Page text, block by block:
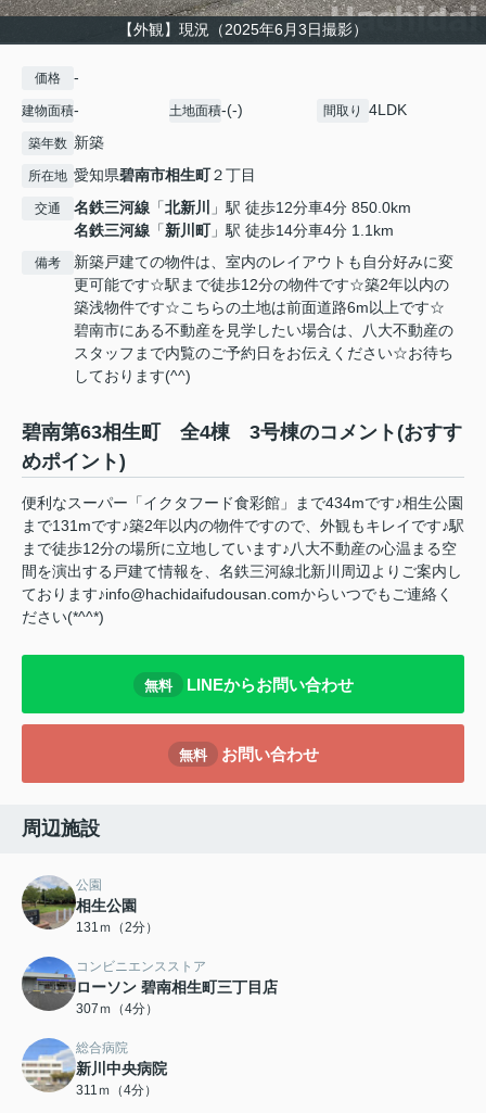
【外観】現況（2025年6月3日撮影）
価格 -
建物面積- 土地面積-(-) 間取り 4LDK
築年数 新築
所在地 愛知県碧南市相生町２丁目
交通 名鉄三河線 「北新川
」駅 徒歩12分車4分 850.0km
名鉄三河線 「新川町」駅 徒歩14分車4分 1.1km
備考
新築戸建ての物件は、室内のレイアウトも自分好みに変
更可能です☆駅まで徒歩12分の物件です☆築2年以内の
築浅物件です☆こちらの土地は前面道路6m以上です☆
碧南市にある不動産を見学したい場合は、八大不動産の
スタッフまで内覧のご予約日をお伝えください☆お待ち
しております(^^)
碧南第63相生町 全4棟 3号棟のコメント(おすす
めポイント)
便利なスーパー「イクタフード食彩館」まで434mです♪相生公園
まで131mです♪築2年以内の物件ですので、外観もキレイです♪駅
まで徒歩12分の場所に立地しています♪八大不動産の心温まる空
間を演出する戸建て情報を、名鉄三河線北新川周辺よりご案内し
ております♪info@hachidaifudousan.comからいつでもご連絡く
ださい(*^^*)
無料 LINEからお問い合わせ
無料 お問い合わせ
周辺施設
公園
相生公園
131ｍ（2分）
コンビニエンスストア
ローソン 碧南相生町三丁目店
307ｍ（4分）
総合病院
新川中央病院
311ｍ（4分）